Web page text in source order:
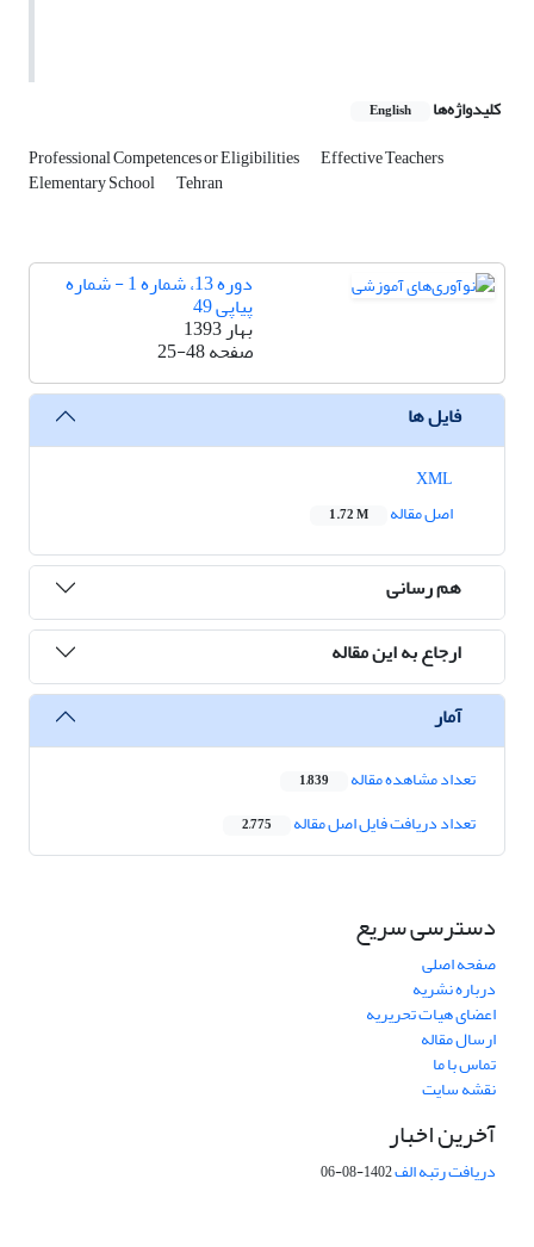
کلیدواژه‌ها English
Professional Competences or Eligibilities Effective Teachers
Elementary School Tehran
دوره 13، شماره 1 - شماره
پیاپی 49
بهار 1393
صفحه25-48
فایل ها
اصل مقاله
1.72 M
هم رسانی
ارجاع به این مقاله
آمار
تعداد مشاهده مقاله 1,839
تعداد دریافت فایل اصل مقاله 2,775
دسترسی سریع
صفحه اصلی
درباره نشریه
اعضای هیات تحریریه
ارسال مقاله
تماس با ما
نقشه سایت
آخرین اخبار
دریافت رتبه الف1402-08-06